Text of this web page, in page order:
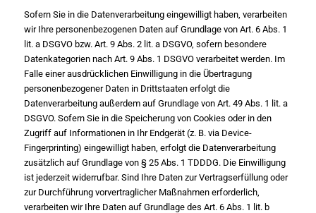
Sofern Sie in die Datenverarbeitung eingewilligt haben, verarbeiten
wir Ihre personenbezogenen Daten auf Grundlage von Art. 6 Abs. 1
lit. a DSGVO bzw. Art. 9 Abs. 2 lit. a DSGVO, sofern besondere
Datenkategorien nach Art. 9 Abs. 1 DSGVO verarbeitet werden. Im
Falle einer ausdrücklichen Einwilligung in die Übertragung
personenbezogener Daten in Drittstaaten erfolgt die
Datenverarbeitung außerdem auf Grundlage von Art. 49 Abs. 1 lit. a
DSGVO. Sofern Sie in die Speicherung von Cookies oder in den
Zugriff auf Informationen in Ihr Endgerät (z. B. via Device-
Fingerprinting) eingewilligt haben, erfolgt die Datenverarbeitung
zusätzlich auf Grundlage von § 25 Abs. 1 TDDDG. Die Einwilligung
ist jederzeit widerrufbar. Sind Ihre Daten zur Vertragserfüllung oder
zur Durchführung vorvertraglicher Maßnahmen erforderlich,
verarbeiten wir Ihre Daten auf Grundlage des Art. 6 Abs. 1 lit. b